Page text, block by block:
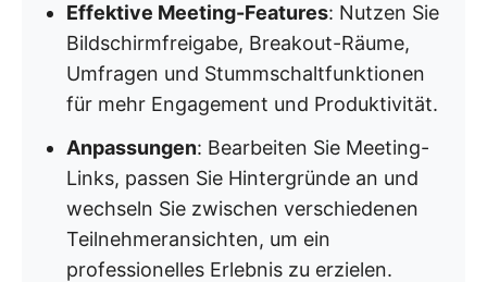
Effektive Meeting-Features: Nutzen Sie
Bildschirmfreigabe, Breakout-Räume,
Umfragen und Stummschaltfunktionen
für mehr Engagement und Produktivität.
Anpassungen: Bearbeiten Sie Meeting-
Links, passen Sie Hintergründe an und
wechseln Sie zwischen verschiedenen
Teilnehmeransichten, um ein
professionelles Erlebnis zu erzielen.